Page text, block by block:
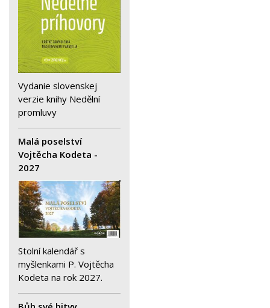
Vydanie slovenskej
verzie knihy Nedělní
promluvy
Malá poselství
Vojtěcha Kodeta -
Stolní kalendář s
myšlenkami P. Vojtěcha